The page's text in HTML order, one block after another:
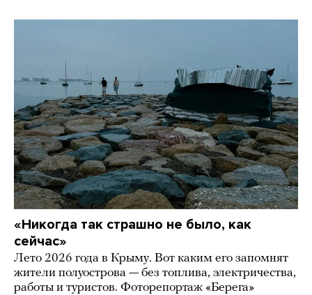
«Никогда так страшно не было, как
сейчас»
Лето 2026 года в Крыму. Вот каким его запомнят
жители полуострова — без топлива, электричества,
работы и туристов. Фоторепортаж «Берега»